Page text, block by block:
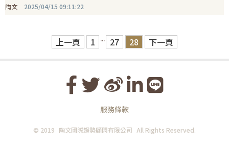
陶文
2025/04/15 09:11:22
上一頁 1 ... 27 28 下一頁
服務條款
© 2019 陶文國際趨勢顧問有限公司 All Rights Reserved.